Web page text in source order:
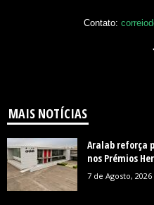
Contato:
MAIS NOTÍCIAS
Aralab reforça
nos Prémios
7 de Agosto, 2026